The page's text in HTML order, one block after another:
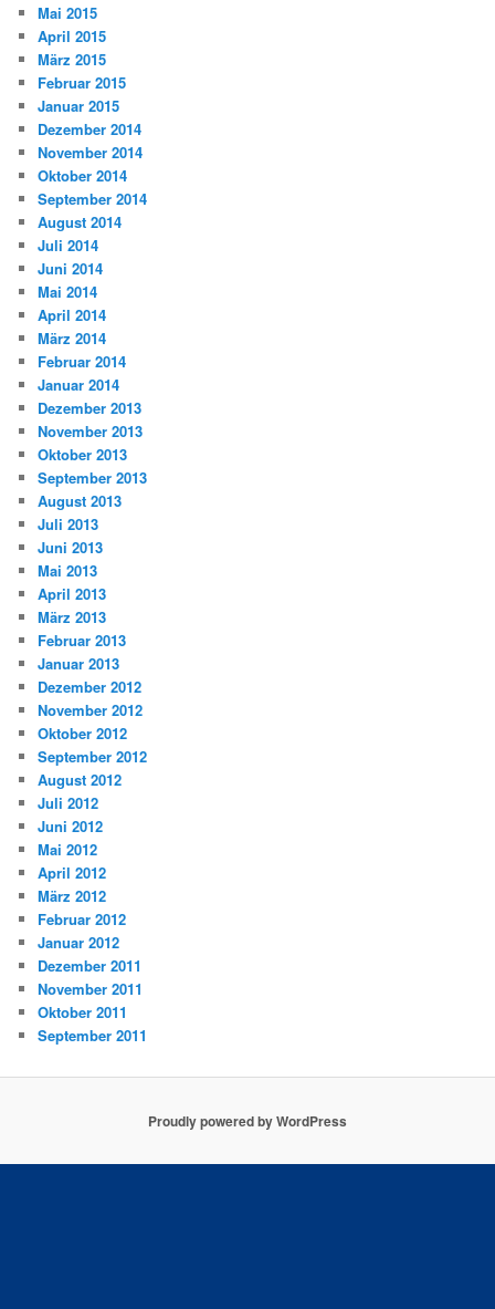
Mai 2015
April 2015
März 2015
Februar 2015
Januar 2015
Dezember 2014
November 2014
Oktober 2014
September 2014
August 2014
Juli 2014
Juni 2014
Mai 2014
April 2014
März 2014
Februar 2014
Januar 2014
Dezember 2013
November 2013
Oktober 2013
September 2013
August 2013
Juli 2013
Juni 2013
Mai 2013
April 2013
März 2013
Februar 2013
Januar 2013
Dezember 2012
November 2012
Oktober 2012
September 2012
August 2012
Juli 2012
Juni 2012
Mai 2012
April 2012
März 2012
Februar 2012
Januar 2012
Dezember 2011
November 2011
Oktober 2011
September 2011
Proudly powered by WordPress